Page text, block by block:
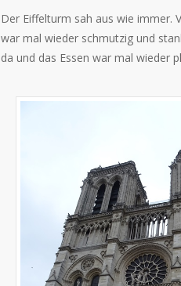
Der Eiffelturm sah aus wie immer.
war mal wieder schmutzig und
da und das Essen war mal wieder